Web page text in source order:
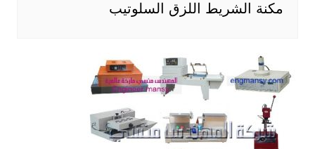
مكنة الشريط اللزق السلوتيب